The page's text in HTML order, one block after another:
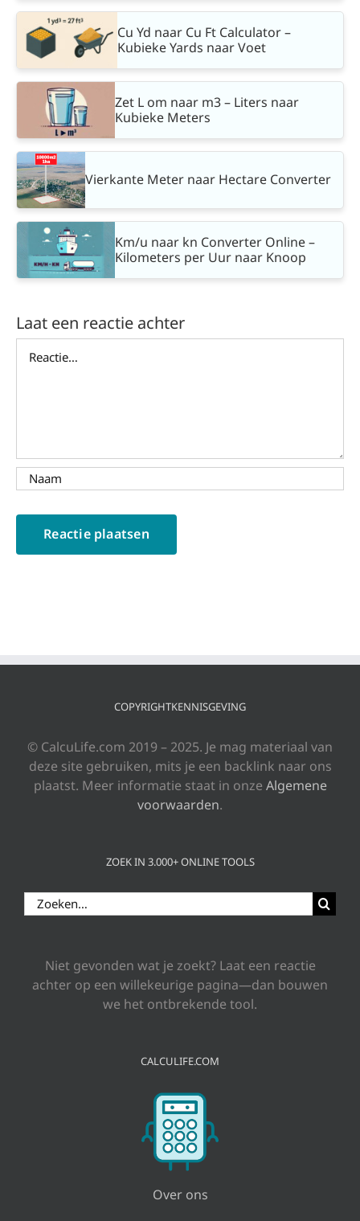
Cu Yd naar Cu Ft Calculator –
Kubieke Yards naar Voet
Zet L om naar m3 – Liters naar
Kubieke Meters
Vierkante Meter naar Hectare Converter
Km/u naar kn Converter Online –
Kilometers per Uur naar Knoop
Laat een reactie achter
COPYRIGHTKENNISGEVING
© CalcuLife.com 2019 – 2025. Je mag materiaal van
deze site gebruiken, mits je een backlink naar ons
plaatst. Meer informatie staat in onze Algemene
voorwaarden.
ZOEK IN 3.000+ ONLINE TOOLS
Zoeken
naar:
Niet gevonden wat je zoekt? Laat een reactie
achter op een willekeurige pagina—dan bouwen
we het ontbrekende tool.
CALCULIFE.COM
Over ons